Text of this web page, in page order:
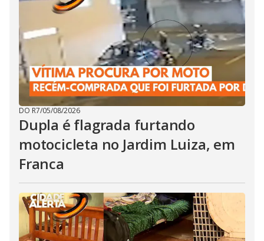
DO R7/05/08/2026
Dupla é flagrada furtando
motocicleta no Jardim Luiza, em
Franca